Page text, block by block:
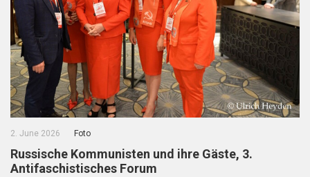
2. June 2026 Foto
Russische Kommunisten und ihre Gäste, 3.
Antifaschistisches Forum